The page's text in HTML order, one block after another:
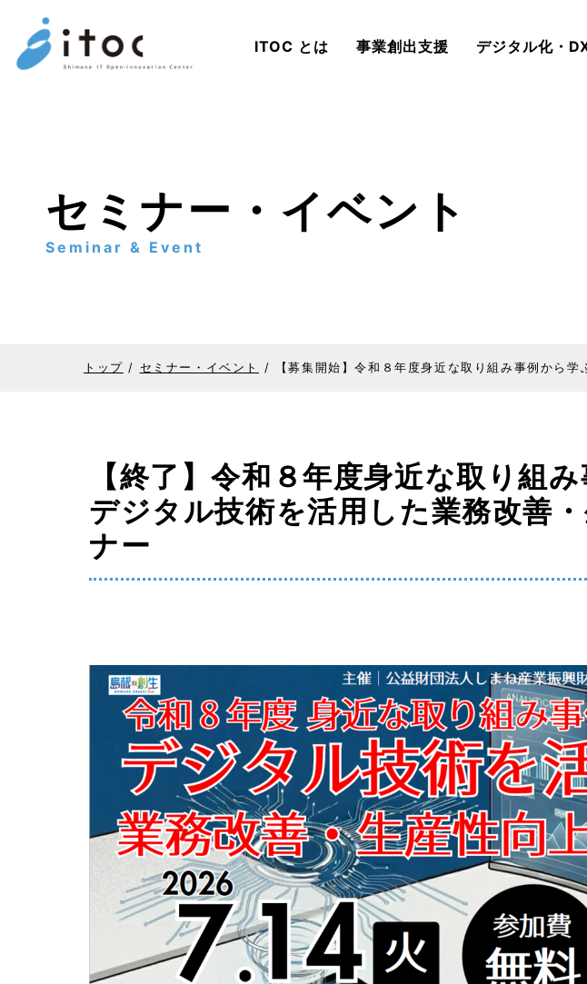
ITOC とは 事業創出支援 デジタル化・
セミナー・イベント
Seminar & Event
トップ / セミナー・イベント / 【募集開始】令和８年度身近な取り組み事例から
【終了】令和８年度身近な取り組
デジタル技術を活用した業務改善
ナー